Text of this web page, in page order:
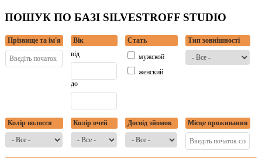
ПОШУК ПО БАЗІ SILVESTROFF STUDIO
Прізвище та ім'я
Вік
від
до
Стать
мужской
женский
Тип зовнішності
Колір волосся Колір очей Досвід зйомок Місце проживання